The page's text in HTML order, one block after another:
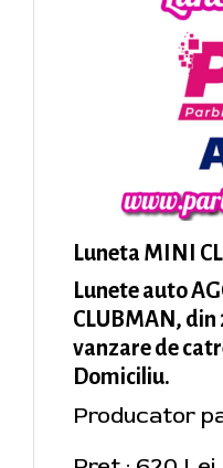
Luneta MINI
Lunete auto
CLUBMAN, din
vanzare de
Domiciliu.
Producator